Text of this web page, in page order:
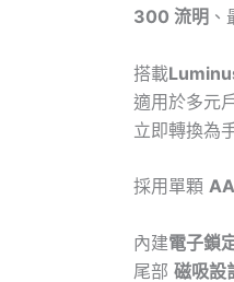
300 流明
搭載
適用於多元
立即轉換為
採用單顆
內建電子鎖
尾部 磁吸設